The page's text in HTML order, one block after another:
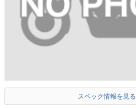
スペック情報を見る